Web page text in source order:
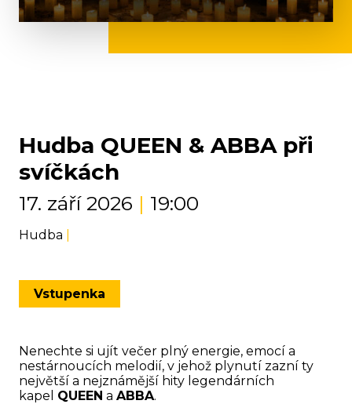
Hudba QUEEN & ABBA při
svíčkách
17. září 2026 | 19:00
Hudba
Vstupenka
Nenechte si ujít večer plný energie, emocí a
nestárnoucích melodií, v jehož plynutí zazní ty
největší a nejznámější hity legendárních
kapel QUEEN a ABBA.